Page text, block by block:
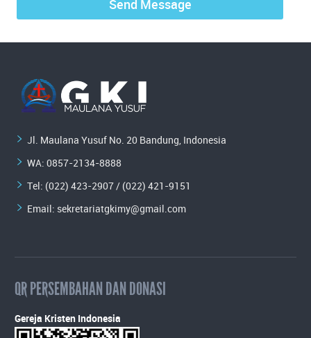
Jl. Maulana Yusuf No. 20 Bandung, Indonesia
WA: 0857-2134-8888
Tel: (022) 423-2907 / (022) 421-9151
Email: sekretariatgkimy@gmail.com
QR PERSEMBAHAN DAN DONASI
Gereja Kristen Indonesia